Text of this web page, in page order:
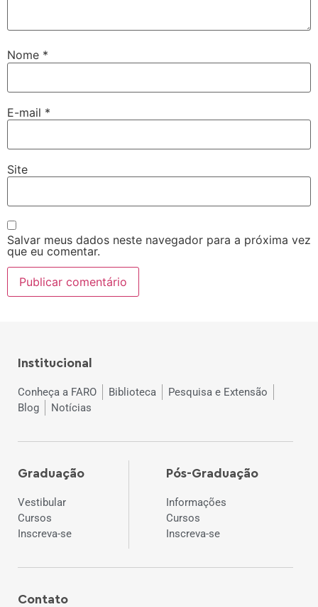
Nome *
E-mail *
Site
Salvar meus dados neste navegador para a próxima vez
que eu comentar.
Institucional
Conheça a FARO Biblioteca
Pesquisa e Extensão
Blog
Notícias
Graduação
Vestibular
Cursos
Inscreva-se
Pós-Graduação
Informações
Cursos
Inscreva-se
Contato